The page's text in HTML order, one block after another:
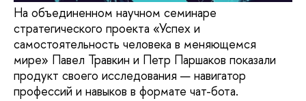
На объединенном научном семинаре
стратегического проекта «Успех и
самостоятельность человека в меняющемся
мире» Павел Травкин и Петр Паршаков показали
продукт своего исследования — навигатор
профессий и навыков в формате чат-бота.